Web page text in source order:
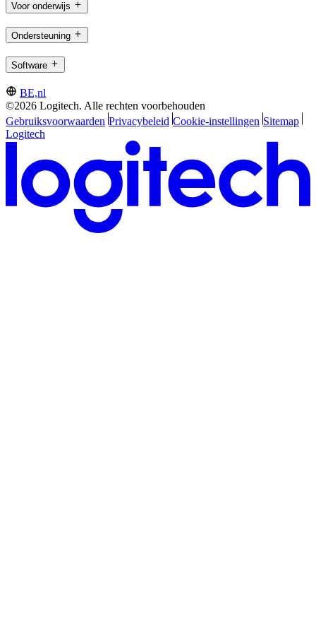
Voor onderwijs
Ondersteuning
Software
BE,nl
©2026 Logitech. Alle rechten voorbehouden
Gebruiksvoorwaarden Privacybeleid Cookie-instellingen Sitemap
Logitech